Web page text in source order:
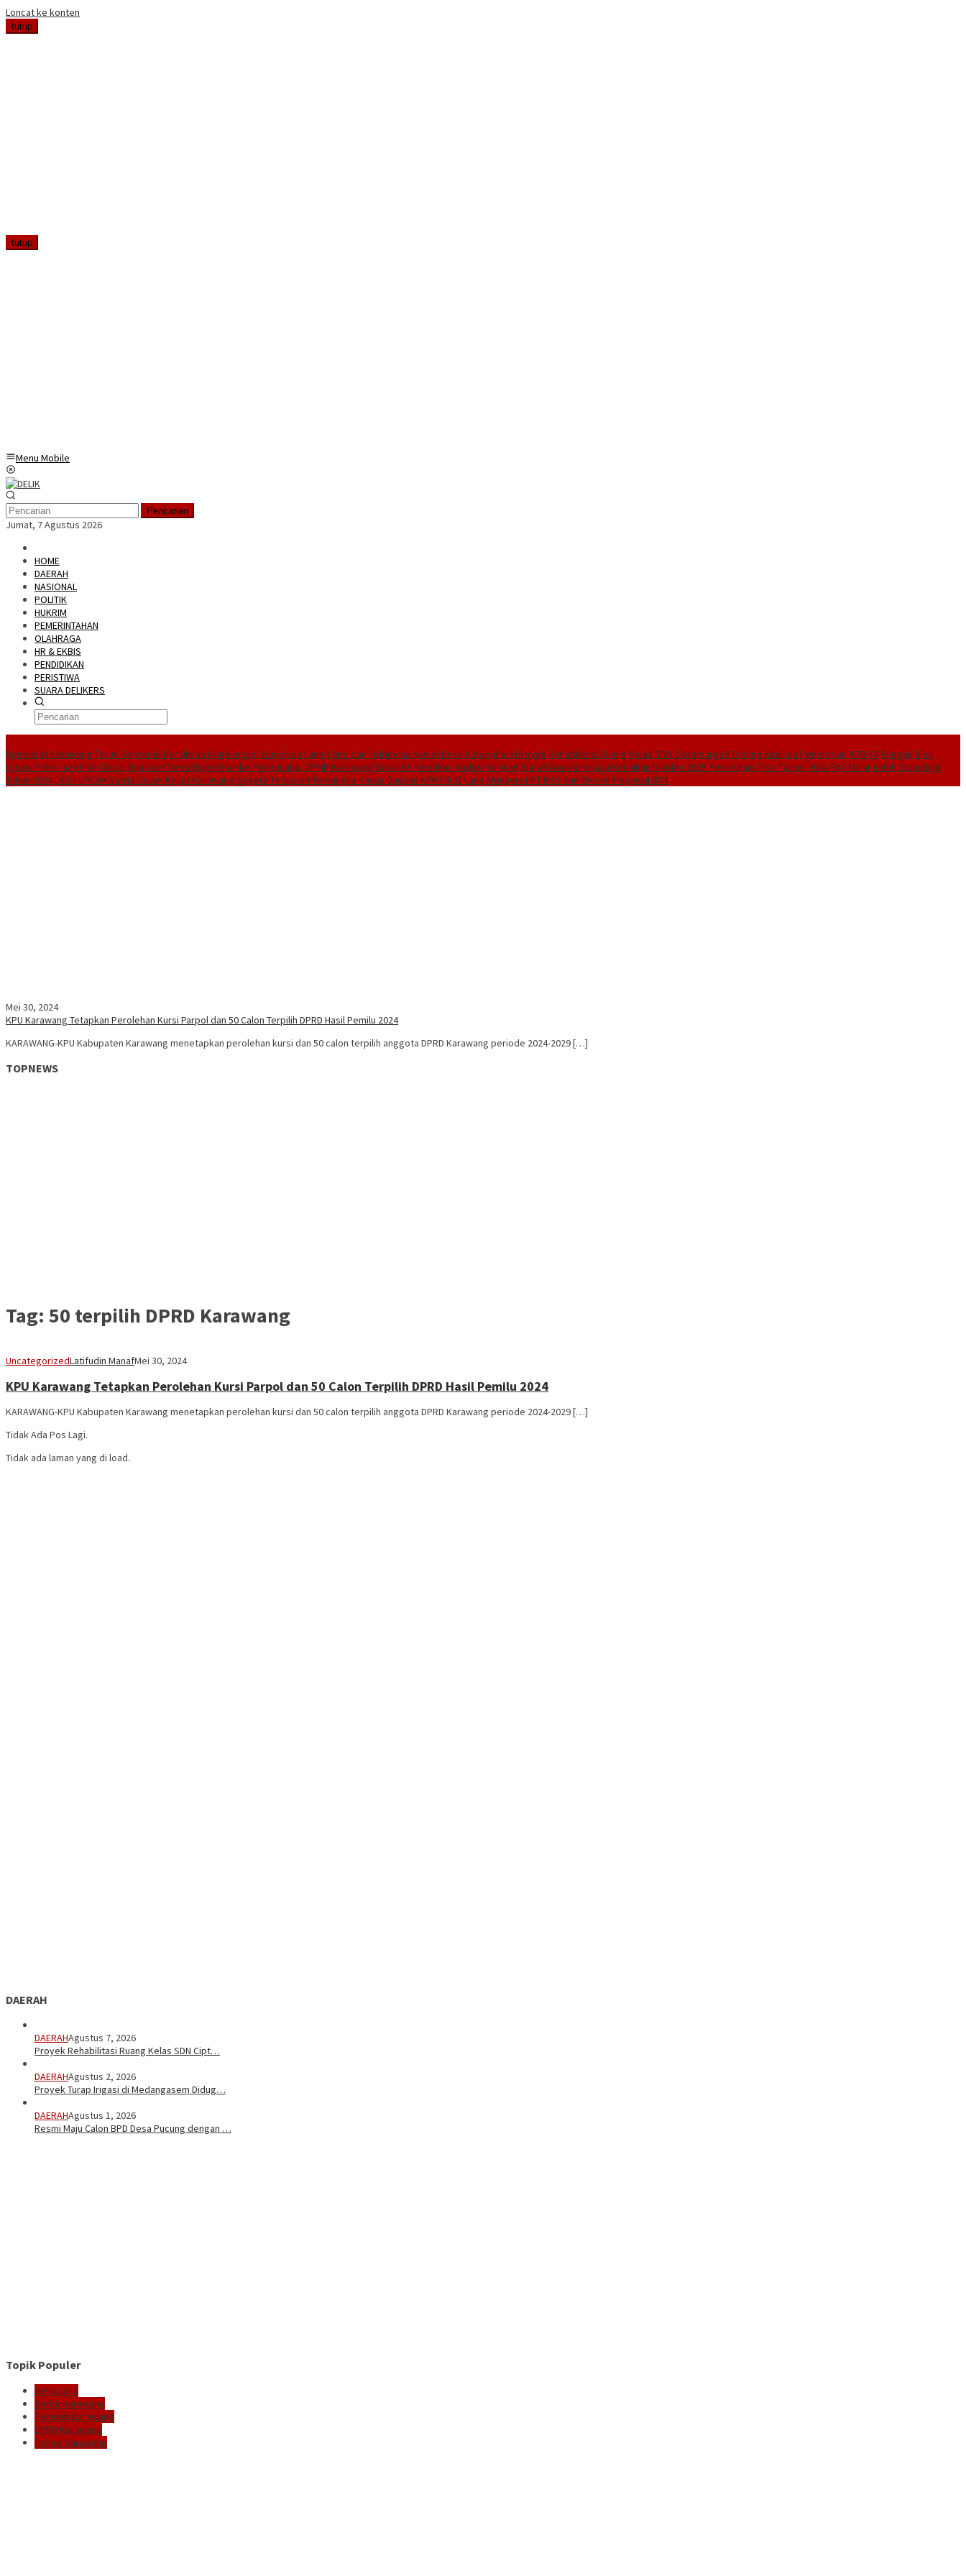
Loncat ke konten
tutup
tutup
Menu Mobile
Pencarian
Jumat, 7 Agustus 2026
HOME
DAERAH
NASIONAL
POLITIK
HUKRIM
PEMERINTAHAN
OLAHRAGA
HR & EKBIS
PENDIDIKAN
PERISTIWA
SUARA DELIKERS
Demokrat Karawang Terus Bergerak Bersihkan Lingkungan, Wujudkan Langit Biru dan Indonesia Asri di Desa Kutapohaci Proyek Rehabilitasi Ruang Kelas SDN Ciptamarga II Diduga Abaikan Penerapan APD K3 Enggak Bisa
Lunasi Pekerjaan Fisik Desa, Dua Aset Desa Dijaminkan ke Pengusaha, DPMD Karawang Bakal Berhentikan Kades Parakan Bupati Aep Apresiasi Kenaikan Dividen 2025 Perumdam Tirta Tarum, Naik Rp3 Miliar Lebih Dibanding
Tahun 2024LKBH LPKSM Satria Desak Kejari Karawang Segera Tetapkan Tersangka Kasus Dugaan KPR Fiktif yang Menyeret PT BAS dan Oknum Pegawai BTN
Mei 30, 2024
KPU Karawang Tetapkan Perolehan Kursi Parpol dan 50 Calon Terpilih DPRD Hasil Pemilu 2024
KARAWANG-KPU Kabupaten Karawang menetapkan perolehan kursi dan 50 calon terpilih anggota DPRD Karawang periode 2024-2029 […]
TOPNEWS
Tag: 50 terpilih DPRD Karawang
UncategorizedLatifudin ManafMei 30, 2024
KPU Karawang Tetapkan Perolehan Kursi Parpol dan 50 Calon Terpilih DPRD Hasil Pemilu 2024
KARAWANG-KPU Kabupaten Karawang menetapkan perolehan kursi dan 50 calon terpilih anggota DPRD Karawang periode 2024-2029 […]
Tidak Ada Pos Lagi.
Tidak ada laman yang di load.
DAERAH
DAERAHAgustus 7, 2026
Proyek Rehabilitasi Ruang Kelas SDN Cipt…
DAERAHAgustus 2, 2026
Proyek Turap Irigasi di Medangasem Didug…
DAERAHAgustus 1, 2026
Resmi Maju Calon BPD Desa Pucung dengan …
Topik Populer
delik.co.id
Berita Karawang
Pemkab Karawang
DPRD Karawang
Polres Karawang